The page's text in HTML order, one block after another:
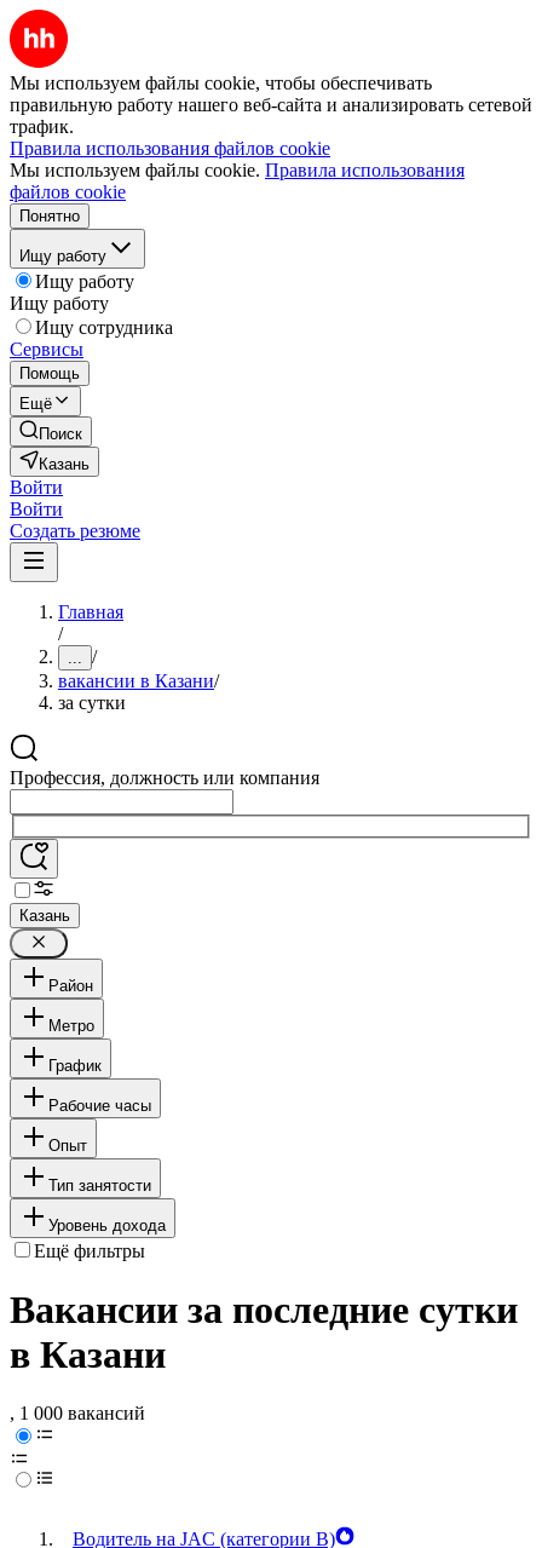
Мы используем файлы cookie, чтобы обеспечивать
правильную работу нашего веб-сайта и анализировать сетевой
трафик.
Правила использования файлов cookie
Мы используем файлы cookie. Правила использования
файлов cookie
Понятно
Ищу работу
Ищу работу
Ищу работу
Ищу сотрудника
Сервисы
Помощь
Ещё
Поиск
Казань
Войти
Войти
Создать резюме
Главная
/
... /
вакансии в Казани/
за сутки
Профессия, должность или компания
Казань
Район
Метро
График
Рабочие часы
Опыт
Тип занятости
Уровень дохода
Ещё фильтры
Вакансии за последние сутки
в Казани
, 1 000 вакансий
Водитель на JAC (категории B)